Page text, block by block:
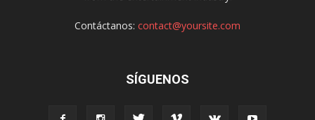
Contáctanos: contact@yoursite.com
SÍGUENOS